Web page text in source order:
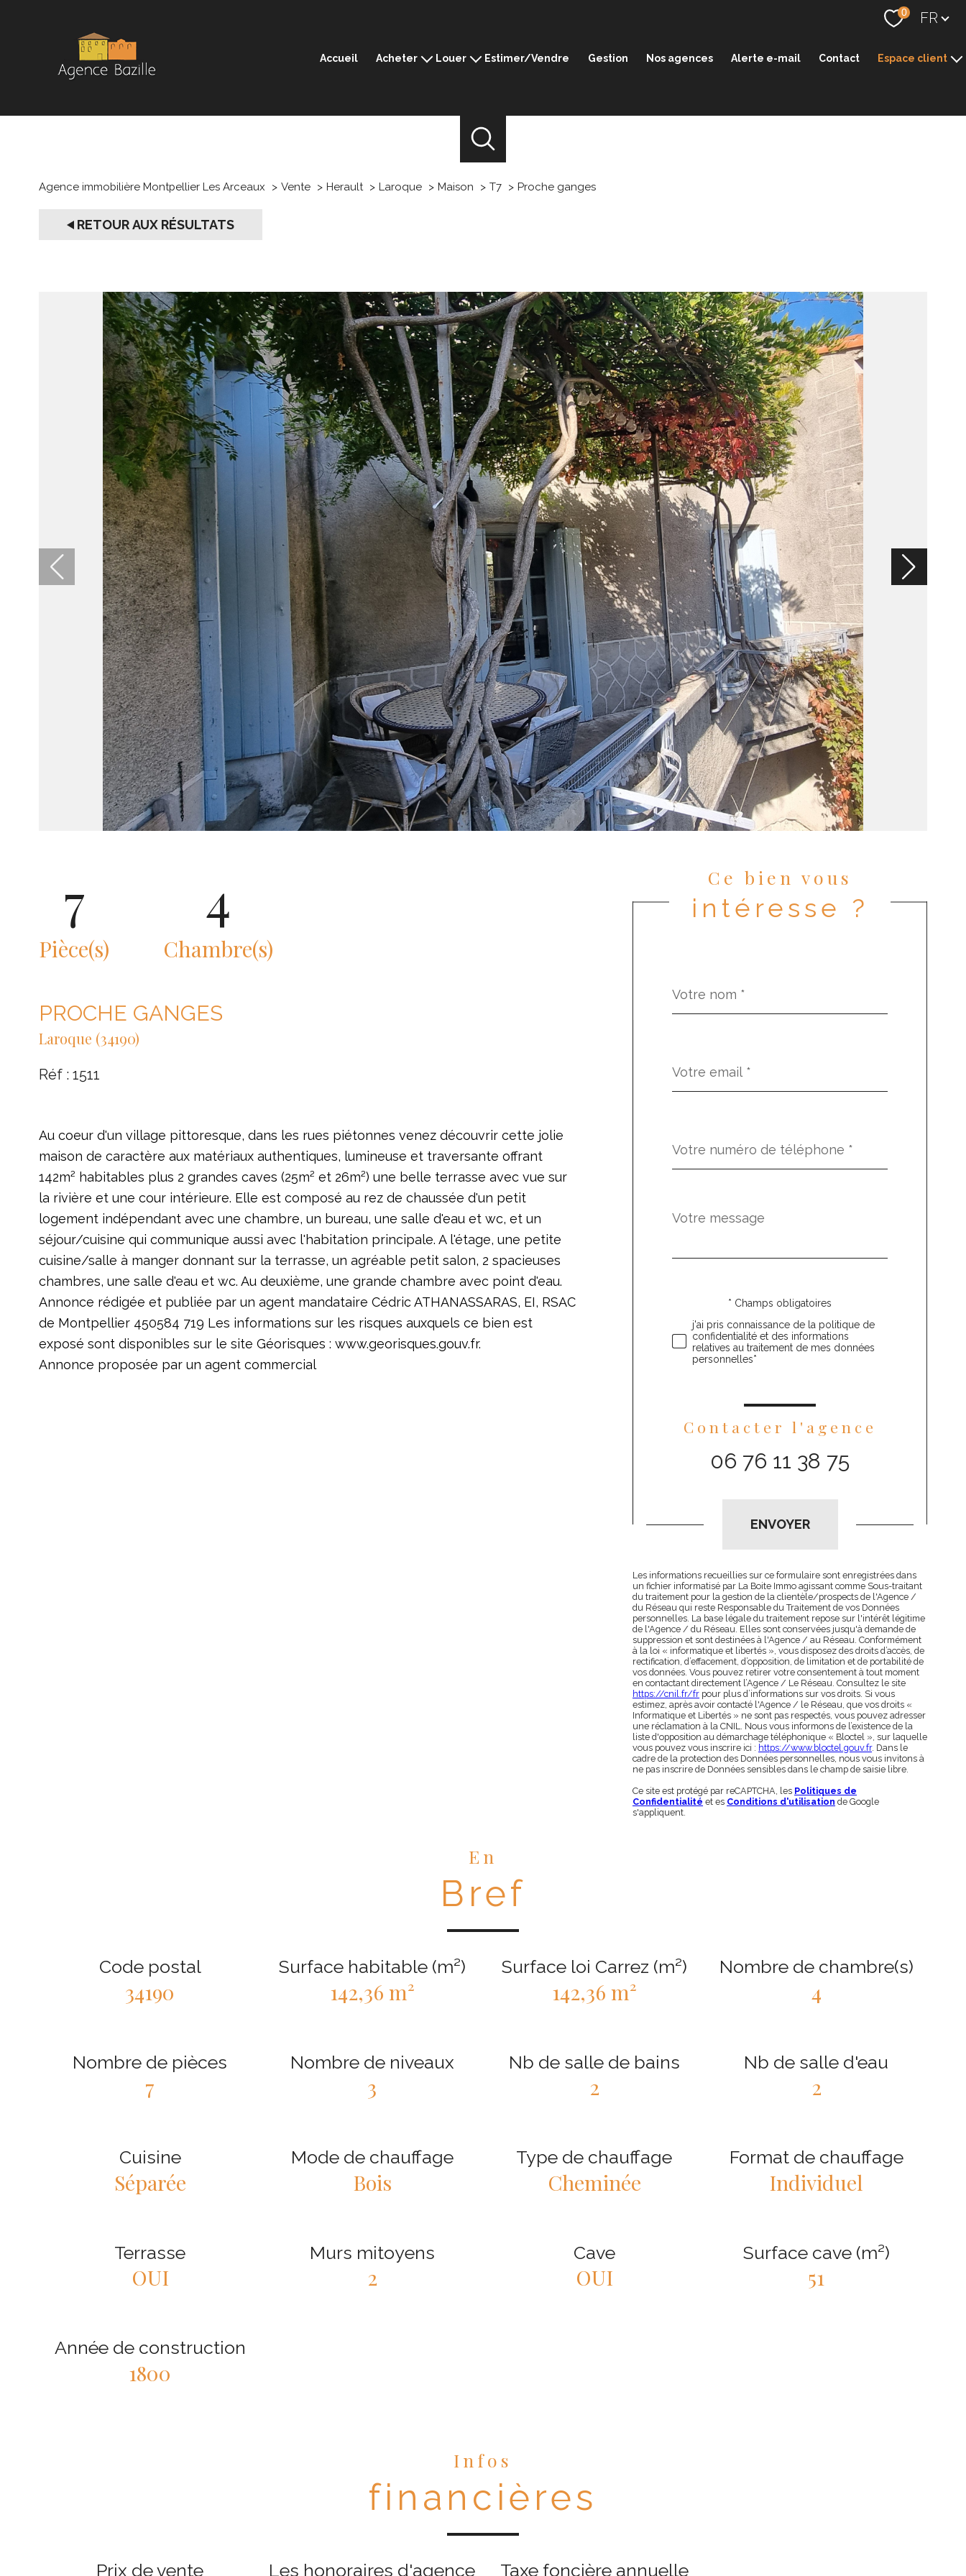
0 Langue
FR
Accueil Acheter Louer
Sommières
Estimer/Vendre Gestion Nos agences Alerte e-mail Contact Espace client
Agence immobilière Montpellier Les Arceaux Vente Herault Laroque Maison T7 Proche ganges
RETOUR AUX RÉSULTATS
7
Pièce(s)
4
Chambre(s)
PROCHE GANGES
Laroque (34190)
Réf : 1511
Au coeur d'un village pittoresque, dans les rues piétonnes venez découvrir cette jolie
maison de caractère aux matériaux authentiques, lumineuse et traversante offrant
142m² habitables plus 2 grandes caves (25m² et 26m²) une belle terrasse avec vue sur
la rivière et une cour intérieure. Elle est composé au rez de chaussée d'un petit
logement indépendant avec une chambre, un bureau, une salle d'eau et wc, et un
séjour/cuisine qui communique aussi avec l'habitation principale. A l'étage, une petite
cuisine/salle à manger donnant sur la terrasse, un agréable petit salon, 2 spacieuses
chambres, une salle d'eau et wc. Au deuxième, une grande chambre avec point d'eau.
Annonce rédigée et publiée par un agent mandataire Cédric ATHANASSARAS, EI, RSAC
de Montpellier 450584 719 Les informations sur les risques auxquels ce bien est
exposé sont disponibles sur le site Géorisques : www.georisques.gouv.fr.
Annonce proposée par un agent commercial
Ce bien vous
intéresse ?
par
*
*
*
Fieldset
défaut
Message
*
Validation* Champs obligatoires
j'ai pris connaissance de la politique de
confidentialité et des informations
relatives au traitement de mes données
personnelles*
Contacter l'agence
06 76 11 38 75
ENVOYER
Les informations recueillies sur ce formulaire sont enregistrées dans
un fichier informatisé par La Boite Immo agissant comme Sous-traitant
du traitement pour la gestion de la clientèle/prospects de l'Agence /
du Réseau qui reste Responsable du Traitement de vos Données
personnelles. La base légale du traitement repose sur l'intérêt légitime
de l'Agence / du Réseau. Elles sont conservées jusqu'à demande de
suppression et sont destinées à l'Agence / au Réseau. Conformément
à la loi « informatique et libertés », vous disposez des droits d’accès, de
rectification, d’effacement, d’opposition, de limitation et de portabilité de
vos données. Vous pouvez retirer votre consentement à tout moment
en contactant directement l’Agence / Le Réseau. Consultez le site
https://cnil.fr/fr pour plus d’informations sur vos droits. Si vous
estimez, après avoir contacté l'Agence / le Réseau, que vos droits «
Informatique et Libertés » ne sont pas respectés, vous pouvez adresser
une réclamation à la CNIL. Nous vous informons de l’existence de la
liste d'opposition au démarchage téléphonique « Bloctel », sur laquelle
vous pouvez vous inscrire ici : https://www.bloctel.gouv.fr. Dans le
cadre de la protection des Données personnelles, nous vous invitons à
ne pas inscrire de Données sensibles dans le champ de saisie libre.
Ce site est protégé par reCAPTCHA, les Politiques de
Confidentialité et es Conditions d'utilisation de Google
s'appliquent.
En
Bref
Code postal
34190
Surface habitable (m²)
142,36 m²
Surface loi Carrez (m²)
142,36 m²
Nombre de chambre(s)
4
Nombre de pièces
7
Nombre de niveaux
3
Nb de salle de bains
2
Nb de salle d'eau
2
Cuisine
Séparée
Mode de chauffage
Bois
Type de chauffage
Cheminée
Format de chauffage
Individuel
Terrasse
OUI
Murs mitoyens
2
Cave
OUI
Surface cave (m²)
51
Année de construction
1800
Infos
financières
Prix de vente Les honoraires d'agence Taxe foncière annuelle